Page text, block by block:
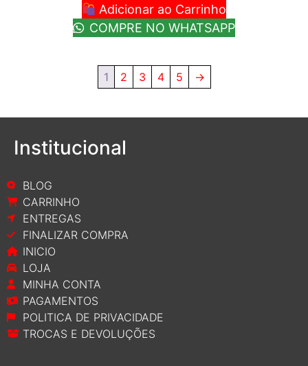
Adicionar ao Carrinho
COMPRE NO WHATSAPP
1 2 3 4 5 →
Institucional
BLOG
CARRINHO
ENTREGAS
FINALIZAR COMPRA
INICIO
LOJA
MINHA CONTA
PAGAMENTOS
POLITICA DE PRIVACIDADE
TROCAS E DEVOLUÇÕES